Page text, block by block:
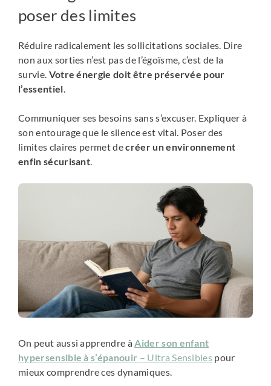
poser des limites
Réduire radicalement les sollicitations sociales. Dire
non aux sorties n’est pas de l’égoïsme, c’est de la
survie. Votre énergie doit être préservée pour
l’essentiel.
Communiquer ses besoins sans s’excuser. Expliquer à
son entourage que le silence est vital. Poser des
limites claires permet decréer un environnement
enfin sécurisant.
On peut aussi apprendre à Aider son enfant
hypersensible à s’épanouir – Ultra Sensibles pour
mieux comprendre ces dynamiques.